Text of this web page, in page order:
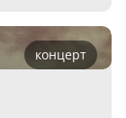
концерт